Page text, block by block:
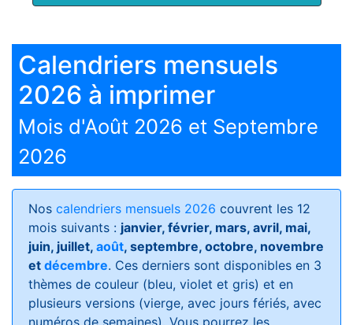
Calendriers mensuels
2026 à imprimer
Mois d'Août 2026 et Septembre
2026
Nos calendriers mensuels 2026 couvrent les 12
mois suivants : janvier, février, mars, avril, mai,
juin, juillet, août, septembre, octobre, novembre
et décembre. Ces derniers sont disponibles en 3
thèmes de couleur (bleu, violet et gris) et en
plusieurs versions (vierge, avec jours fériés, avec
numéros de semaines). Vous pourrez les